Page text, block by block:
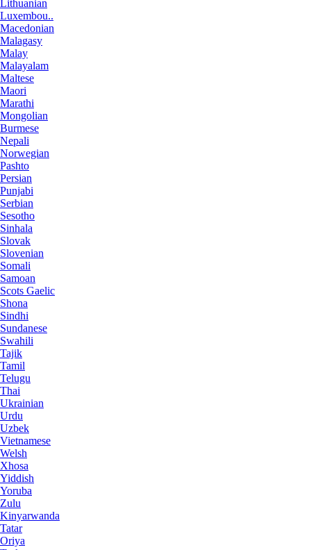
Lithuanian
Luxembou..
Macedonian
Malagasy
Malay
Malayalam
Maltese
Maori
Marathi
Mongolian
Burmese
Nepali
Norwegian
Pashto
Persian
Punjabi
Serbian
Sesotho
Sinhala
Slovak
Slovenian
Somali
Samoan
Scots Gaelic
Shona
Sindhi
Sundanese
Swahili
Tajik
Tamil
Telugu
Thai
Ukrainian
Urdu
Uzbek
Vietnamese
Welsh
Xhosa
Yiddish
Yoruba
Zulu
Kinyarwanda
Tatar
Oriya